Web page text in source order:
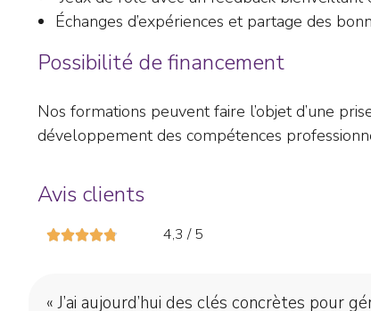
Échanges d’expériences et partage des
Possibilité de financement
Nos formations peuvent faire l’objet d’une
développement des compétences
Avis clients
4,3 / 5
« J’ai aujourd’hui des clés concrètes pour